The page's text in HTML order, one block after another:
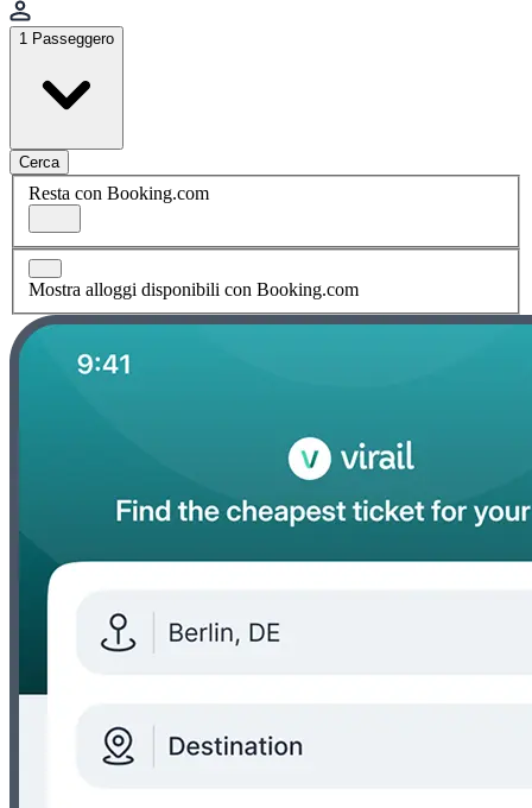
1 Passeggero
Cerca
Resta con Booking.com
Mostra alloggi disponibili con Booking.com